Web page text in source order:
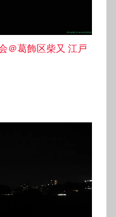
＠葛飾区柴又 江戸